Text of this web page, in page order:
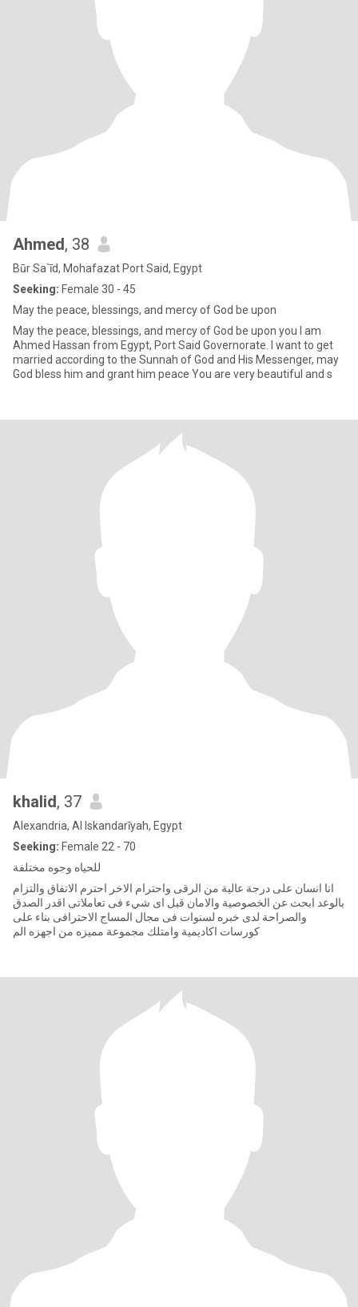
Ahmed, 38
Būr Sa`īd, Mohafazat Port Said, Egypt
Seeking: Female 30 - 45
May the peace, blessings, and mercy of God be upon
May the peace, blessings, and mercy of God be upon you I am
Ahmed Hassan from Egypt, Port Said Governorate. I want to get
married according to the Sunnah of God and His Messenger, may
God bless him and grant him peace You are very beautiful and s
khalid, 37
Alexandria, Al Iskandarīyah, Egypt
Seeking: Female 22 - 70
للحياه وجوه مختلفة
انا انسان على درجة عالية من الرقى واحترام الاخر احترم الاتفاق والتزام
بالوعد ابحث عن الخصوصية والامان قبل اى شيء فى تعاملاتى اقدر الصدق
والصراحة لدى خبره لسنوات فى مجال المساج الاحترافى بناء على
كورسات اكاديمية وامتلك مجموعة مميزه من اجهزه الم